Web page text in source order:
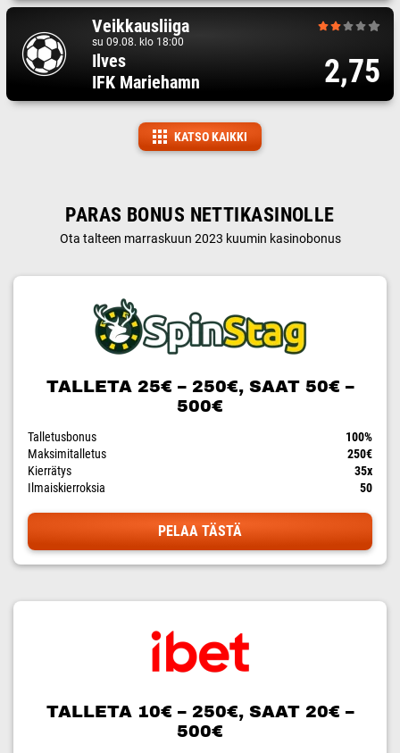
Veikkausliiga
su 09.08. klo 18:00
Ilves
IFK Mariehamn
2,75
KATSO KAIKKI
PARAS BONUS NETTIKASINOLLE
Ota talteen marraskuun 2023 kuumin kasinobonus
TALLETA 25€ – 250€, SAAT 50€ –
500€
Talletusbonus
100%
Maksimitalletus
250€
Kierrätys
35x
Ilmaiskierroksia
50
PELAA TÄSTÄ
TALLETA 10€ – 250€, SAAT 20€ –
500€